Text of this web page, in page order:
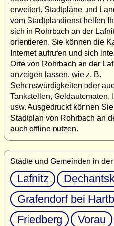
erweitert. Stadtpläne und
vom Stadtplandienst helfen
sich in Rohrbach an der
orientieren. Sie können die
Internet aufrufen und sich
Orte von Rohrbach an der
anzeigen lassen, wie z. B.
Sehenswürdigkeiten oder
Tankstellen, Geldautomaten,
usw. Ausgedruckt können
Stadtplan von Rohrbach an
auch offline nutzen.
Städte und Gemeinden in
Lafnitz
Grafendorf bei
Friedberg
Vorau